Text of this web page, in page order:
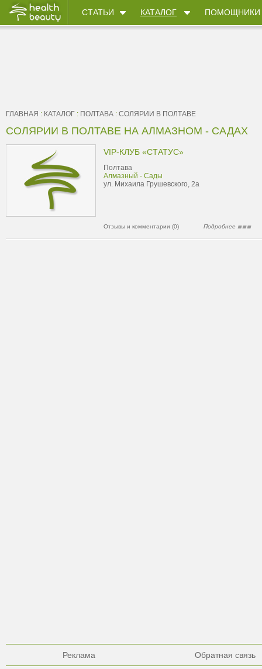
СТАТЬИ КАТАЛОГ ПОМОЩНИКИ
ГЛАВНАЯ : КАТАЛОГ : ПОЛТАВА : СОЛЯРИИ В ПОЛТАВЕ
СОЛЯРИИ В ПОЛТАВЕ НА АЛМАЗНОМ - САДАХ
VIP-КЛУБ «СТАТУС»
Полтава
Алмазный - Сады
ул. Михаила Грушевского, 2а
Отзывы и комментарии (0) Подробнее
Реклама Обратная связь